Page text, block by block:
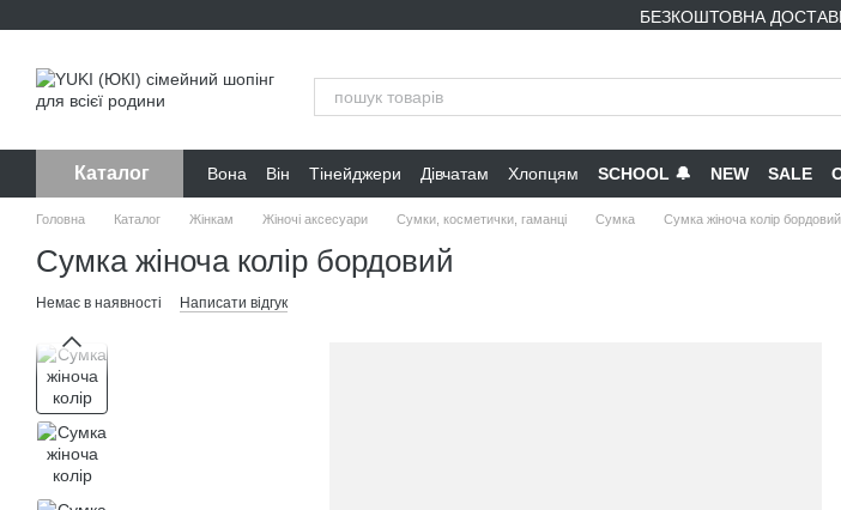
БЕЗКОШТОВНА
Каталог Вона Він Тінейджери Дівчатам Хлопцям SCHOOL 🔔 NEW SALE
Головна Каталог Жінкам Жіночі аксесуари Сумки, косметички, гаманці Сумка Сумка жіноча колір бордовий
Сумка жіноча колір бордовий
Немає в наявності Написати відгук